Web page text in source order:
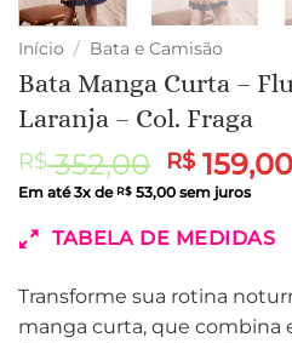
Início / Bata e Camisão
Bata Manga Curta –
Laranja – Col. Fraga
R$352,00 O
preço
original
era:
R$
R$159,00
Em até3x de R$ 53,00 sem juros
TABELA DE MEDIDAS
Transforme sua rotina
manga curta, que combina